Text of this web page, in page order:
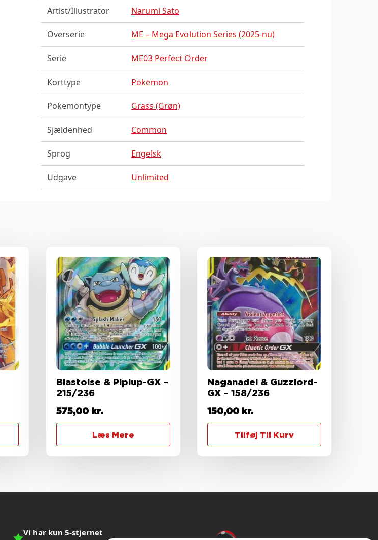
Artist/Illustrator Narumi Sato
Overserie ME – Mega Evolution Series (2025-nu)
Serie ME03 Perfect Order
Korttype Pokemon
Pokemontype Grass (Grøn)
Sjældenhed Common
Sprog Engelsk
Udgave Unlimited
Blastoise & Piplup-GX –
215/236
575,00 kr.
Læs Mere
Naganadel & Guzzlord-
GX – 158/236
150,00 kr.
Tilføj Til Kurv
Vi har kun 5-stjernet